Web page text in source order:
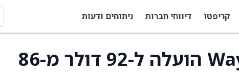
קריפטו דיווחי חברות ניתוחים ודעות
יעד מחיר למניית Wayfair הועלה ל-92 דולר מ-86